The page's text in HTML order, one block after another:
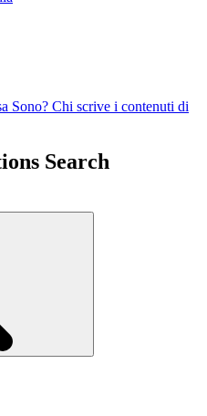
Sono? Chi scrive i contenuti di
Search